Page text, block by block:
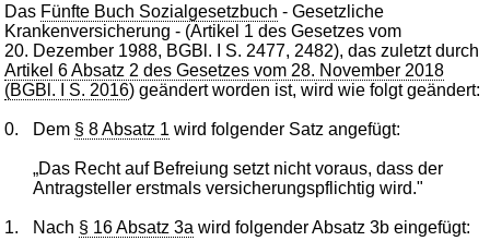
Das Fünfte Buch Sozialgesetzbuch - Gesetzliche
Krankenversicherung - (Artikel 1 des Gesetzes vom
20. Dezember 1988, BGBl. I S. 2477, 2482), das zuletzt durch
Artikel 6 Absatz 2 des Gesetzes vom 28. November 2018
(BGBl. I S. 2016) geändert worden ist, wird wie folgt geändert:
0. Dem § 8 Absatz 1 wird folgender Satz angefügt:
„Das Recht auf Befreiung setzt nicht voraus, dass der
Antragsteller erstmals versicherungspflichtig wird."
1. Nach § 16 Absatz 3a wird folgender Absatz 3b eingefügt: